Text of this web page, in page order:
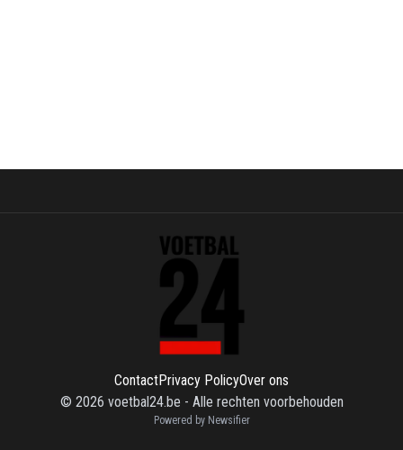
ContactPrivacy PolicyOver ons
© 2026 voetbal24.be - Alle rechten voorbehouden
Powered by Newsifier